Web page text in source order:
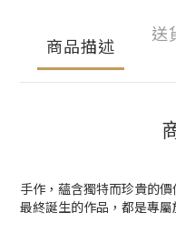
商品描述
送
手作，蘊含獨特而珍貴的
最終誕生的作品，都是專屬